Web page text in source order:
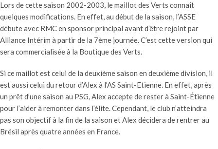
Lors de cette saison 2002-2003, le maillot des Verts connaît
quelques modifications. En effet, au début de la saison, l’ASSE
débute avec RMC en sponsor principal avant d’être rejoint par
Alliance Intérim à partir de la 7ème journée. C’est cette version qui
sera commercialisée à la Boutique des Verts.
Si ce maillot est celui de la deuxième saison en deuxième division, il
est aussi celui du retour d’Alex à l’AS Saint-Etienne. En effet, après
un prêt d’une saison au PSG, Alex accepte de rester à Saint-Étienne
pour l’aider à remonter dans l’élite. Cependant, le club n’atteindra
pas son objectif à la fin de la saison et Alex décidera de rentrer au
Brésil après quatre années en France.